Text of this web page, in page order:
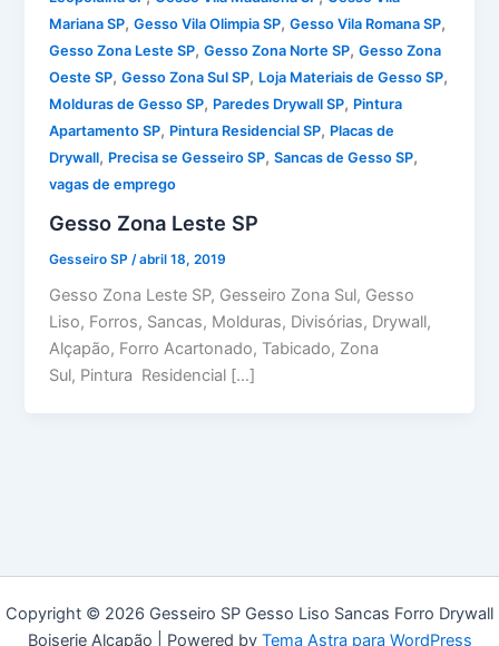
Mariana SP,Gesso Vila Olimpia SP,Gesso Vila Romana SP,
Gesso Zona Leste SP,Gesso Zona Norte SP,Gesso Zona
Oeste SP,Gesso Zona Sul SP, Loja Materiais de Gesso SP,
Molduras de Gesso SP, Paredes Drywall SP, Pintura
Apartamento SP, Pintura Residencial SP, Placas de
Drywall, Precisa se Gesseiro SP,Sancas de Gesso SP,
vagas de emprego
Gesso Zona Leste SP
Gesseiro SP /abril 18, 2019
Gesso Zona Leste SP, Gesseiro Zona Sul, Gesso
Liso, Forros, Sancas, Molduras, Divisórias, Drywall,
Alçapão, Forro Acartonado, Tabicado, Zona
Sul, Pintura Residencial […]
Copyright © 2026 Gesseiro SP Gesso Liso Sancas Forro Drywall
Boiserie Alçapão | Powered by Tema Astra para WordPress